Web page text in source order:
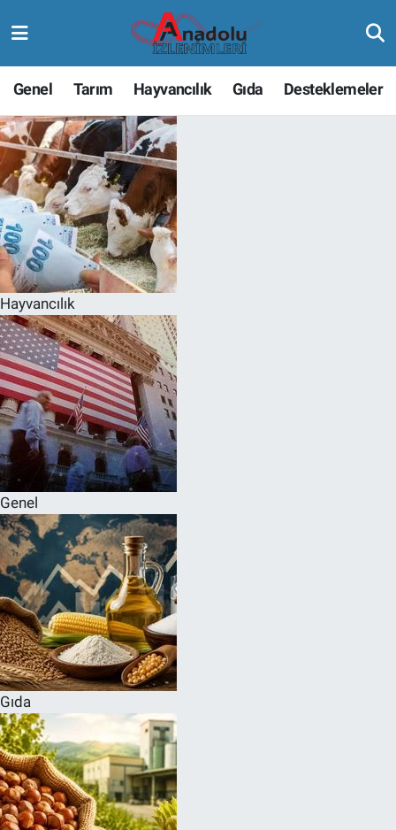
Genel Tarım Hayvancılık Gıda Desteklemeler
Hayvancılık
Genel
Gıda